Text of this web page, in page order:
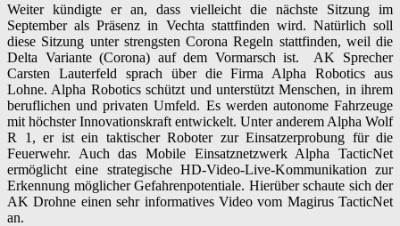
Weiter kündigte er an, dass vielleicht die nächste Sitzung im
September als Präsenz in Vechta stattfinden wird. Natürlich soll
diese Sitzung unter strengsten Corona Regeln stattfinden, weil die
Delta Variante (Corona) auf dem Vormarsch ist. AK Sprecher
Carsten Lauterfeld sprach über die Firma Alpha Robotics aus
Lohne. Alpha Robotics schützt und unterstützt Menschen, in ihrem
beruflichen und privaten Umfeld. Es werden autonome Fahrzeuge
mit höchster Innovationskraft entwickelt. Unter anderem Alpha Wolf
R 1, er ist ein taktischer Roboter zur Einsatzerprobung für die
Feuerwehr. Auch das Mobile Einsatznetzwerk Alpha TacticNet
ermöglicht eine strategische HD-Video-Live-Kommunikation zur
Erkennung möglicher Gefahrenpotentiale. Hierüber schaute sich der
AK Drohne einen sehr informatives Video vom Magirus TacticNet
an.